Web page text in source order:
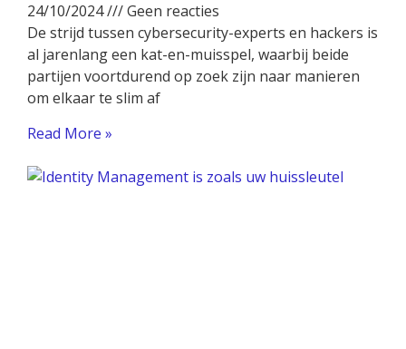
24/10/2024
Geen reacties
De strijd tussen cybersecurity-experts en hackers is
al jarenlang een kat-en-muisspel, waarbij beide
partijen voortdurend op zoek zijn naar manieren
om elkaar te slim af
Read More »